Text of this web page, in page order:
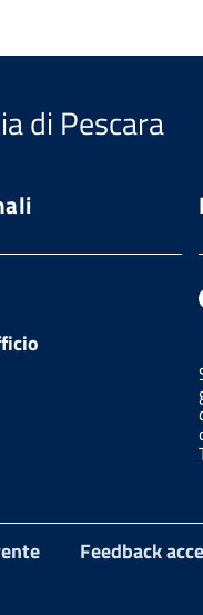
di Pescara
Feedback